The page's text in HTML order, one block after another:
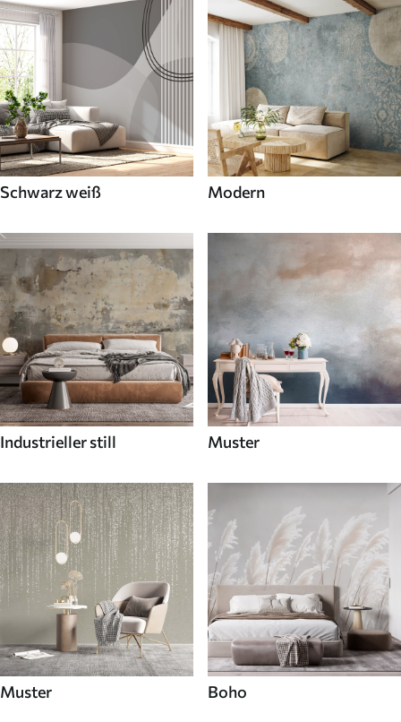
Schwarz weiß Modern
Industrieller still Muster
Muster Boho